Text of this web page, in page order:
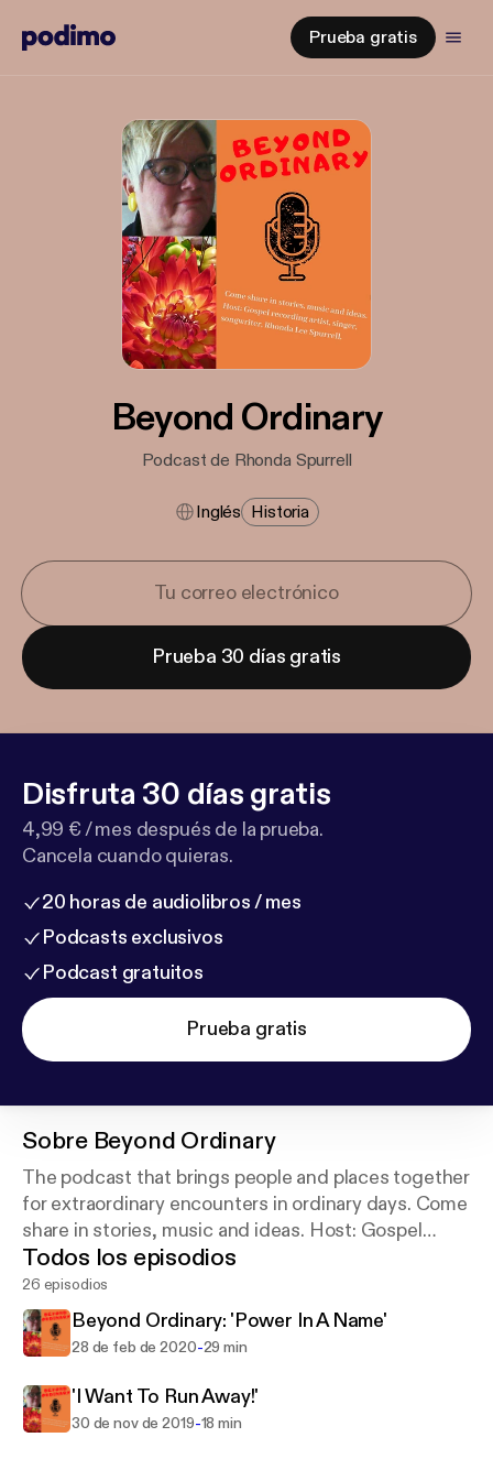
Prueba gratis
Beyond Ordinary
Podcast de Rhonda Spurrell
Inglés Historia
Prueba 30 días gratis
Disfruta 30 días gratis
4,99 € / mes después de la prueba.
Cancela cuando quieras.
20 horas de audiolibros / mes
Podcasts exclusivos
Podcast gratuitos
Prueba gratis
Sobre Beyond Ordinary
The podcast that brings people and places together
for extraordinary encounters in ordinary days. Come
share in stories, music and ideas. Host: Gospel
recording artist, singer, songwriter, Rhonda Lee
Spurrell.
Todos los episodios
26 episodios
Beyond Ordinary: 'Power In A Name'
28 de feb de 2020-29 min
'I Want To Run Away!'
30 de nov de 2019-18 min